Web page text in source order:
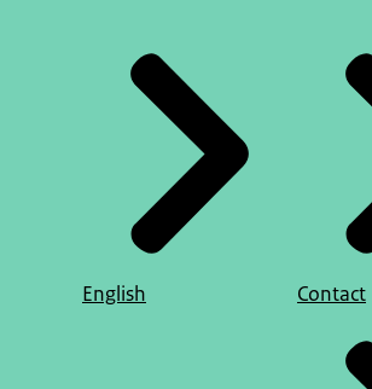
English Contact